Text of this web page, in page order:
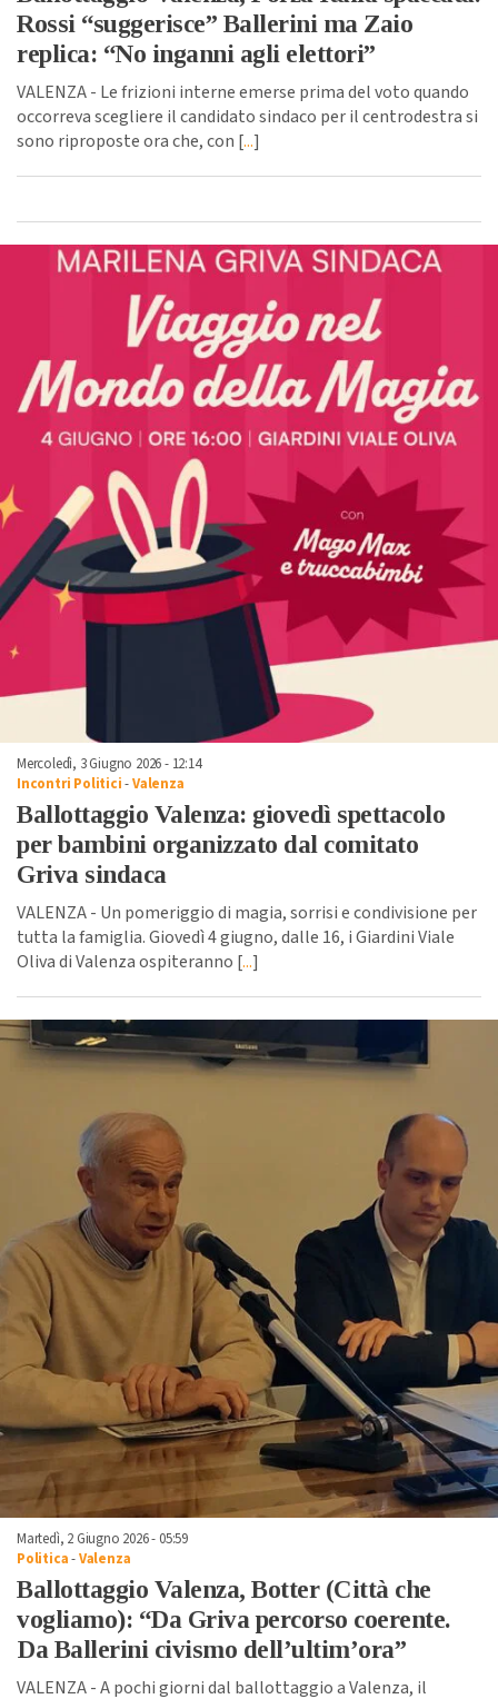
Rossi “suggerisce” Ballerini ma Zaio
replica: “No inganni agli elettori”
VALENZA - Le frizioni interne emerse prima del voto quando
occorreva scegliere il candidato sindaco per il centrodestra si
sono riproposte ora che, con [...]
Mercoledì, 3 Giugno 2026 - 12:14
Incontri Politici-Valenza
Ballottaggio Valenza: giovedì spettacolo
per bambini organizzato dal comitato
Griva sindaca
VALENZA - Un pomeriggio di magia, sorrisi e condivisione per
tutta la famiglia. Giovedì 4 giugno, dalle 16, i Giardini Viale
Oliva di Valenza ospiteranno [...]
Martedì, 2 Giugno 2026 - 05:59
Politica-Valenza
Ballottaggio Valenza, Botter (Città che
vogliamo): “Da Griva percorso coerente.
Da Ballerini civismo dell’ultim’ora”
VALENZA - A pochi giorni dal ballottaggio a Valenza, il